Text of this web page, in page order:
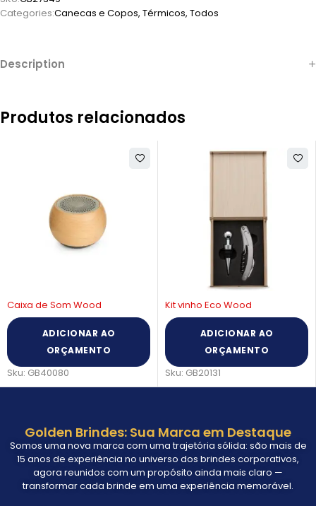
Categories:Canecas e Copos, Térmicos, Todos
Description
Produtos relacionados
Kit vinho Eco Wood
ADICIONAR AO
ORÇAMENTO
Sku:GB20131
Caixa de Som Dinamica
ADICIONAR AO
ORÇAMENTO
Sku:GB30080
Golden Brindes: Sua Marca em Destaque
Somos uma nova marca com uma trajetória sólida: são mais de
15 anos de experiência no universo dos brindes corporativos,
agora reunidos com um propósito ainda mais claro —
transformar cada brinde em uma experiência memorável.